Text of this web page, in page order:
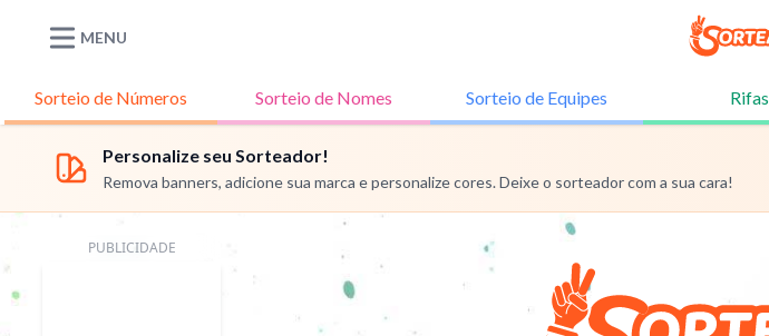
MENU
Sorteio deNúmeros Sorteio deNomes Sorteio deEquipes Rifas
Personalize seu Sorteador!
Remova banners, adicione sua marca e personalize cores. Deixe o sorteador com a sua cara!
PUBLICIDADE